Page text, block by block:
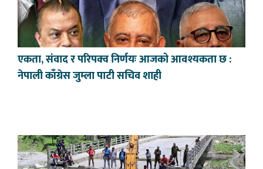
एकता, संवाद र परिपक्व निर्णयः आजको आवश्यकता छ :
नेपाली काँग्रेस जुम्ला पाटी सचिव शाही